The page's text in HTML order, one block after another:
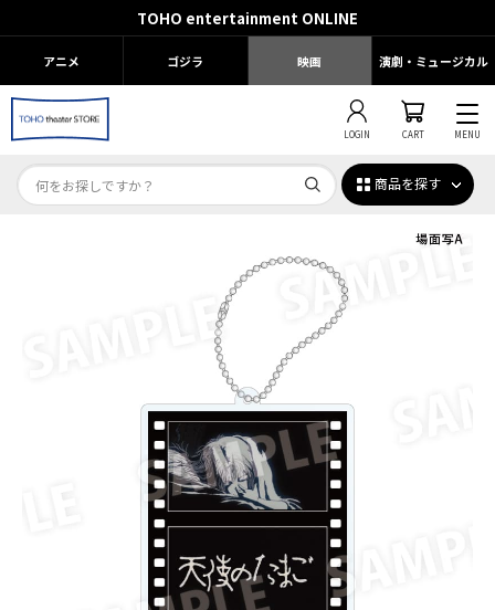
TOHO entertainment ONLINE
アニメ ゴジラ 映画 演劇・ミュージカル
LOGIN CART MENU
商品を探す